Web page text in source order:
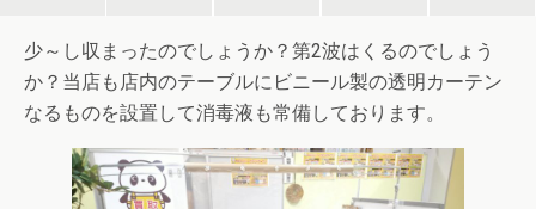
少～し収まったのでしょうか？第2波はくるのでしょう
か？当店も店内のテーブルにビニール製の透明カーテン
なるものを設置して消毒液も常備しております。